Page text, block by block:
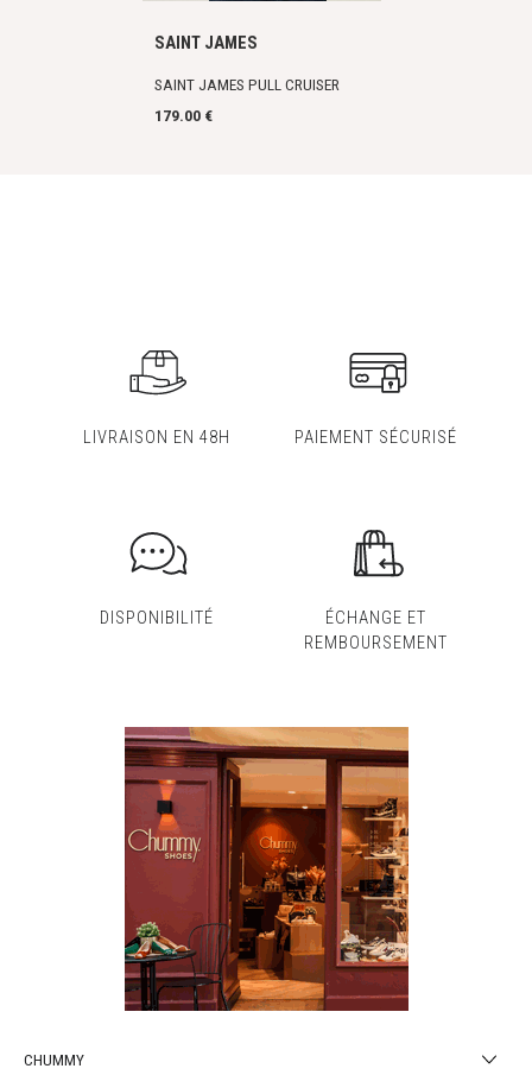
SAINT JAMES
SAINT JAMES PULL CRUISER
179.00 €
LIVRAISON EN 48H PAIEMENT SÉCURISÉ
DISPONIBILITÉ
ÉCHANGE ET
REMBOURSEMENT
CHUMMY